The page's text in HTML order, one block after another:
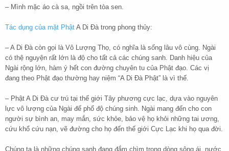
– Mình mặc áo cà sa, ngồi trên tòa sen.
Tác dụng của mặt Phật A Di Đà trong phong thủy:
– A Di Đà còn gọi là Vô Lượng Thọ, có nghĩa là sống lâu vô cùng. Ngài
có thệ nguyện rất lớn là độ cho tất cả các chúng sanh. Danh hiệu của
Ngài rộng lớn, hàm ý hết con đường chuyên tu của Phật đạo. Các vị
đang theo Phật đạo thường hay niệm “A Di Đà Phật” là vì thế.
– Phật A Di Đà cư trú tại thế giới Tây phương cực lạc, dựa vào nguyên
lực vô lượng của Ngài để phổ độ chúng sinh. Ngài mang đến cho con
người sự bình an, may mắn, sức khỏe, bảo vệ họ khỏi những tai ương,
cứu khổ cứu nạn, vẽ đường cho họ đến thế giới Cực Lạc khi họ qua đời.
Chúng ta là những chúng sanh đang đắm chìm trong dòng sông ái, nước